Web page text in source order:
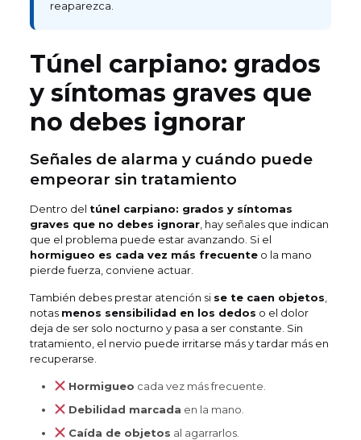
reaparezca.
Túnel carpiano: grados
y síntomas graves que
no debes ignorar
Señales de alarma y cuándo puede
empeorar sin tratamiento
Dentro del túnel carpiano: grados y síntomas
graves que no debes ignorar, hay señales que indican
que el problema puede estar avanzando. Si el
hormigueo es cada vez más frecuenteo la mano
pierde fuerza, conviene actuar.
También debes prestar atención si se te caen objetos
notas menos sensibilidad en los dedos o el dolor
deja de ser solo nocturno y pasa a ser constante. Sin
tratamiento, el nervio puede irritarse más y tardar más en
recuperarse.
Hormigueo cada vez más frecuente.
Debilidad marcada en la mano.
Caída de objetos al agarrarlos.